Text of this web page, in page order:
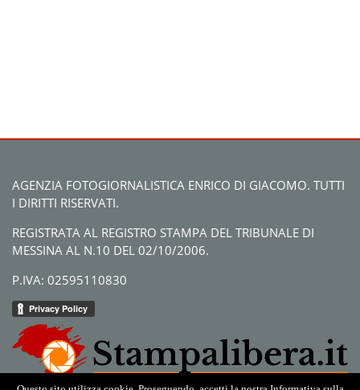
AGENZIA FOTOGIORNALISTICA ENRICO DI GIACOMO. TUTTI
I DIRITTI RISERVATI.
REGISTRATA AL REGISTRO STAMPA DEL TRIBUNALE DI
MESSINA AL N.10 DEL 02/10/2006.
P.IVA: 02595110830